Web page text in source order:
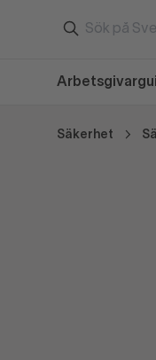
Säkerhet